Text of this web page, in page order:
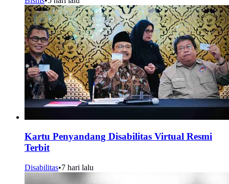
Kartu Penyandang Disabilitas Virtual Resmi
Terbit
Disabilitas•7 hari lalu